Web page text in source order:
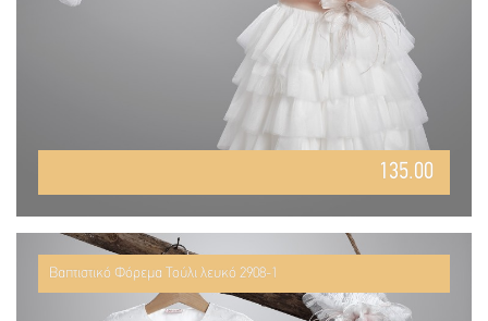
135.00
Βαπτιστικό Φόρεμα Τούλι λευκό 2908-1